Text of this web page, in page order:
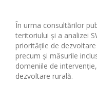
În urma consultărilor
teritoriului și a analizei
prioritățile de
precum și măsurile
domeniile de
dezvoltare rurală.